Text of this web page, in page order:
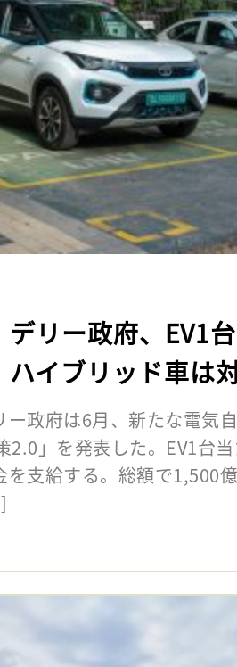
デリー政府、EV1
ハイブリッド車は
政府は6月、新たな電気
2.0」を発表した。EV1台
を支給する。総額で1,500